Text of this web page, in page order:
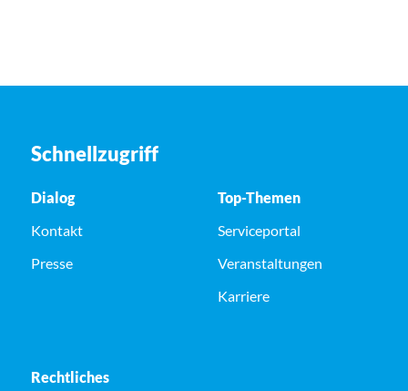
Schnellzugriff
Dialog
Kontakt
Presse
Top-Themen
Serviceportal
Veranstaltungen
Karriere
Rechtliches